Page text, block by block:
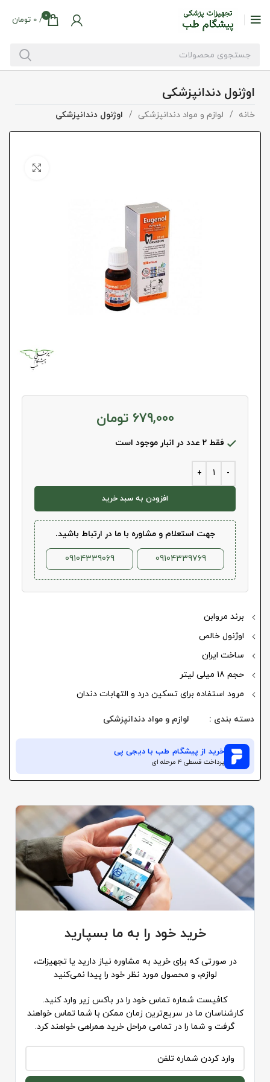
0
/
0 تومان
اوژنول دندانپزشکی
خانه لوازم و مواد دندانپزشکی اوژنول دندانپزشکی
برند مروابن
اوژنول خالص
ساخت ایران
حجم 18 میلی لیتر
مرود استفاده برای تسکین درد و التهابات دندان
دسته بندی : لوازم و مواد دندانپزشکی
خرید از پیشگام طببا دیجی پی
پرداخت قسطی ۴ مرحله ای
679,000 تومان
فقط 2 عدد در انبار موجود است
افزودن به سبد خرید
جهت استعلام و مشاوره با ما در ارتباط باشید.
09104339769
09104339069
خرید خود را به ما بسپارید
در صورتی که برای خرید به مشاوره نیاز دارید یا تجهیزات،
لوازم، و محصول مورد نظر خود را پیدا نمی‌کنید
کافیست شماره تماس خود را در باکس زیر وارد کنید.
کارشناسان ما در سریع‌ترین زمان ممکن با شما تماس خواهند
گرفت و شما را در تمامی مراحل خرید همراهی خواهند کرد.